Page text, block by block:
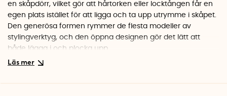
en skåpdörr, vilket gör att hårtorken eller locktången får en
egen plats istället för att ligga och ta upp utrymme i skåpet.
Den generösa formen rymmer de flesta modeller av
stylingverktyg, och den öppna designen gör det lätt att
både lägga i och plocka upp.